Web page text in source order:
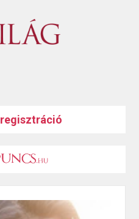
regisztráció